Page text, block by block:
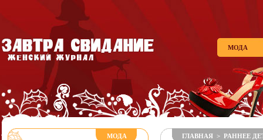
МОДА
МОДА ГЛАВНАЯ > РАННЕЕ